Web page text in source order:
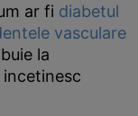
ar fi diabetul
vasculare
la